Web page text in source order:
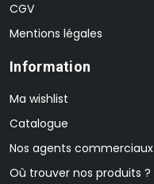
CGV
Mentions légales
Information
Ma wishlist
Catalogue
Nos agents commerciaux
Où trouver nos produits ?